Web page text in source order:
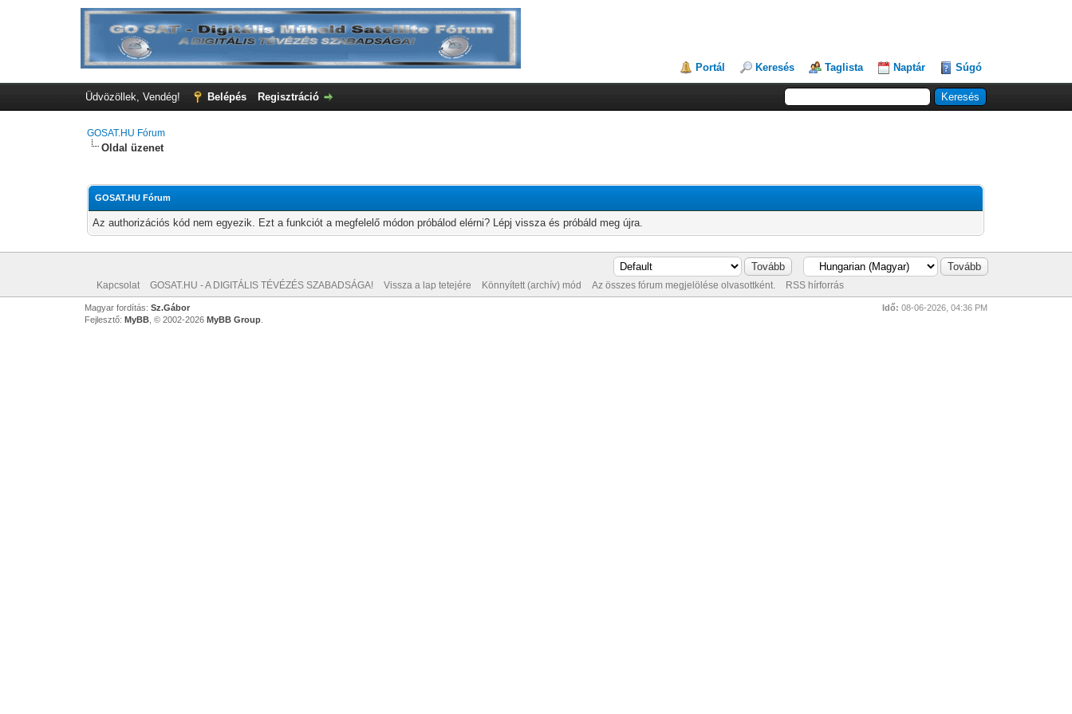
Portál Keresés Taglista Naptár Súgó
Üdvözöllek, Vendég! Belépés Regisztráció
GOSAT.HU Fórum
Oldal üzenet
GOSAT.HU Fórum
Az authorizációs kód nem egyezik. Ezt a funkciót a megfelelő módon próbálod elérni? Lépj vissza és próbáld meg újra.
Kapcsolat GOSAT.HU - A DIGITÁLIS TÉVÉZÉS SZABADSÁGA! Vissza a lap tetejére Könnyített (archív) mód Az összes fórum megjelölése olvasottként. RSS hírforrás
Idő: 08-06-2026, 04:36 PM
Magyar fordítás: Sz.Gábor
Fejlesztő: MyBB, © 2002-2026 MyBB Group.